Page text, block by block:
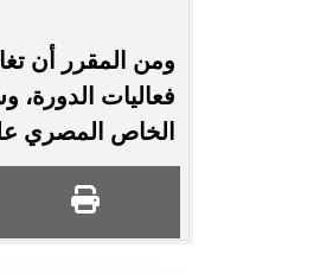
ومن المقرر أن
فعاليات الدورة،
الخاص المصري